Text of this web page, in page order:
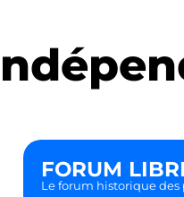
FORUM
Le forum historique des